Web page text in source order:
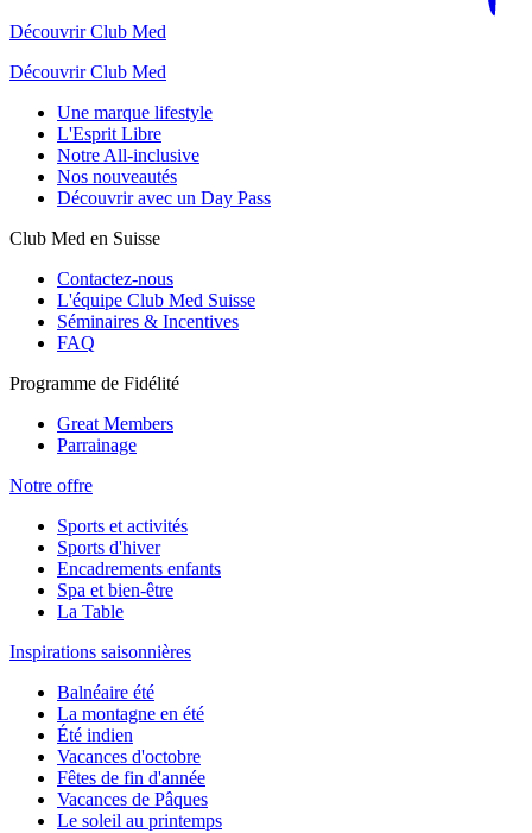
Découvrir Club Med
Découvrir Club Med
Une marque lifestyle
L'Esprit Libre
Notre All-inclusive
Nos nouveautés
Découvrir avec un Day Pass
Club Med en Suisse
Contactez-nous
L'équipe Club Med Suisse
Séminaires & Incentives
FAQ
Programme de Fidélité
Great Members
Parrainage
Notre offre
Sports et activités
Sports d'hiver
Encadrements enfants
Spa et bien-être
La Table
Inspirations saisonnières
Balnéaire été
La montagne en été
Été indien
Vacances d'octobre
Fêtes de fin d'année
Vacances de Pâques
Le soleil au printemps